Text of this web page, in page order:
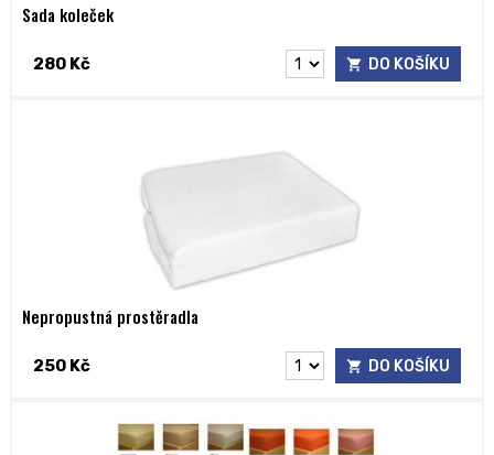
Sada koleček
280 Kč DO KOŠÍKU
Nepropustná prostěradla
250 Kč DO KOŠÍKU